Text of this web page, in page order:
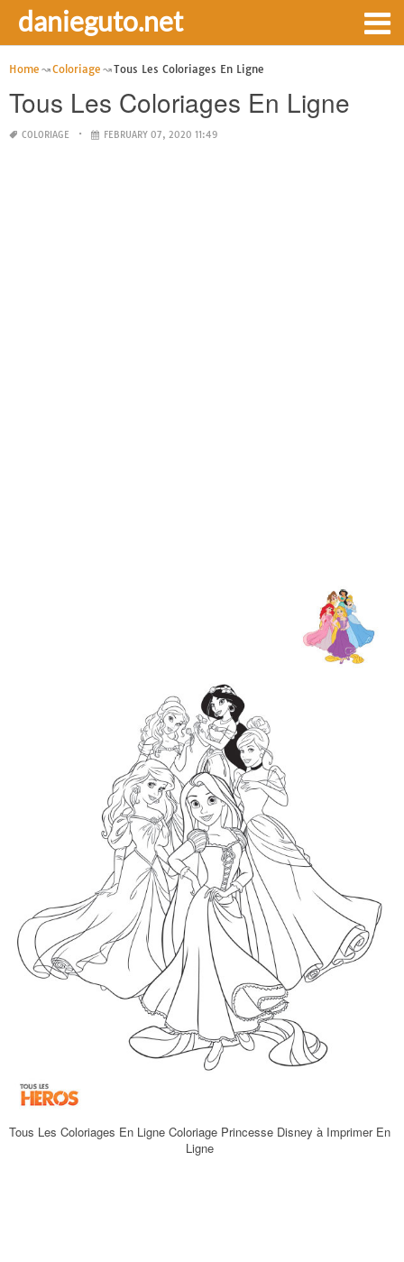
danieguto.net
Home Coloriage Tous Les Coloriages En Ligne
Tous Les Coloriages En Ligne
COLORIAGE FEBRUARY 07, 2020 11:49
Tous Les Coloriages En Ligne Coloriage Princesse Disney à Imprimer En
Ligne